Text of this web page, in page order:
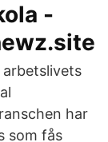
-
har
som fås